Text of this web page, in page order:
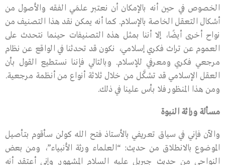
الخصوص في حين أنه بالإمكان أن نعتبر علمَي الفقه والأصول من
أشكال التعقل الخاصة بالإسلام. كما أنه يمكن نقد هذا التصنيف من
نواح أخرى أيضًا، إلا أننا بمثل هذه التصنيفات حينما نتحدث على
العموم عن تراث فكري إسلامي، نكون قد تحدثنا في الواقع عن نظام
مرجعي فكري ومعرفي للإسلام. وبالتالي فإننا نستطيع القول بأن
العقل الإسلامي قد تشكَّل من خلال ثلاثة أنواع من أنظمة مرجعية.
ومن هذا المنظور فلا بأس علينا في ذلك.
مسألة وراثة النبوة
والآن فإني في سياق تعريفي بالأستاذ فتح الله كولن سأقوم بتأصيل
الموضوع بالانطلاق من حديث: “العلماء ورثة الأنبياء”، ومن بعض
النواحي من حديث جبريل عليه السلام المشهور. وإني أعتقد أنه